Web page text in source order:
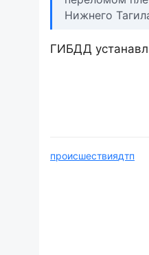
Нижнего
ГИБДД
происшествиядтп